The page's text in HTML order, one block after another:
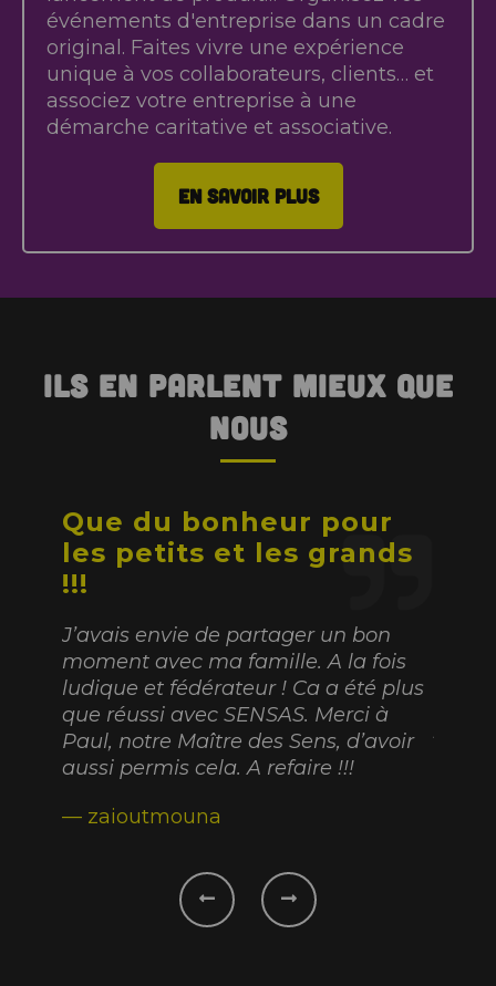
événements d'entreprise dans un cadre
original. Faites vivre une expérience
unique à vos collaborateurs, clients… et
associez votre entreprise à une
démarche caritative et associative.
EN SAVOIR PLUS
Ils en parlent mieux que
nous
Que du bonheur pour
les petits et les grands
!!!
J’avais envie de partager un bon
moment avec ma famille. A la fois
ludique et fédérateur ! Ca a été plus
que réussi avec SENSAS. Merci à
Paul, notre Maître des Sens, d’avoir
aussi permis cela. A refaire !!!
— zaioutmouna